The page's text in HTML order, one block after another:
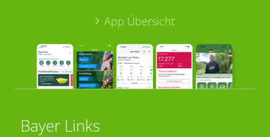
App Übersicht
Bayer Links